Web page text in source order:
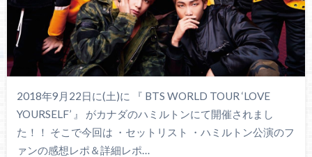
2018年9月22日に(土)に 『 BTS WORLD TOUR ‘LOVE
YOURSELF’ 』 がカナダのハミルトンにて開催されまし
た！！ そこで今回は ・セットリスト ・ハミルトン公演のフ
ァンの感想レポ＆詳細レポ…